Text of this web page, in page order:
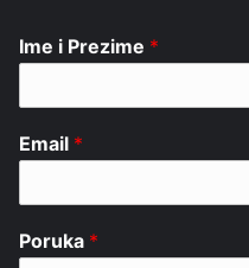
Ime i Prezime *
Email *
Poruka *